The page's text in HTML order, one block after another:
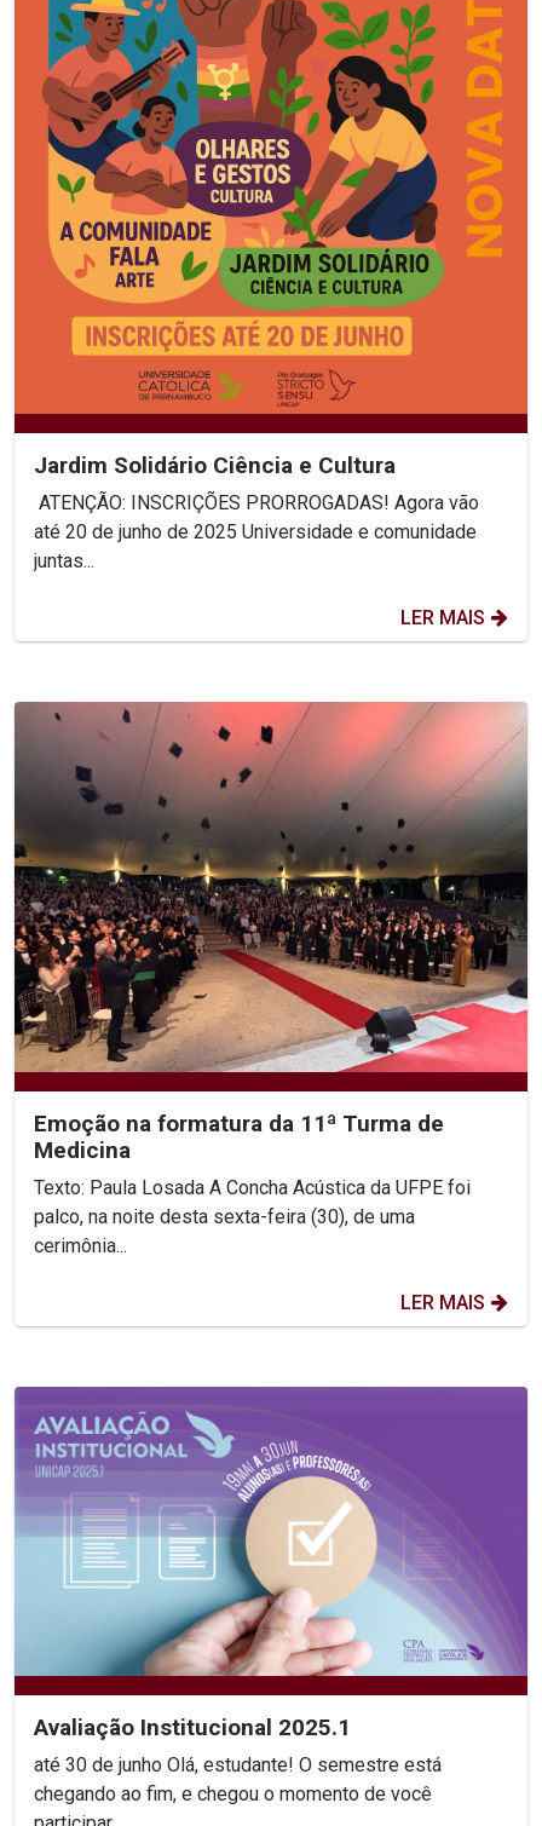
Jardim Solidário Ciência e Cultura
ATENÇÃO: INSCRIÇÕES PRORROGADAS! Agora vão
até 20 de junho de 2025 Universidade e comunidade
juntas...
LER MAIS
Emoção na formatura da 11ª Turma de
Medicina
Texto: Paula Losada A Concha Acústica da UFPE foi
palco, na noite desta sexta-feira (30), de uma
cerimônia...
LER MAIS
Avaliação Institucional 2025.1
até 30 de junho Olá, estudante! O semestre está
chegando ao fim, e chegou o momento de você